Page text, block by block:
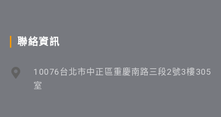
聯絡資訊
10076台北市中正區重慶南路三段2號3樓305
室